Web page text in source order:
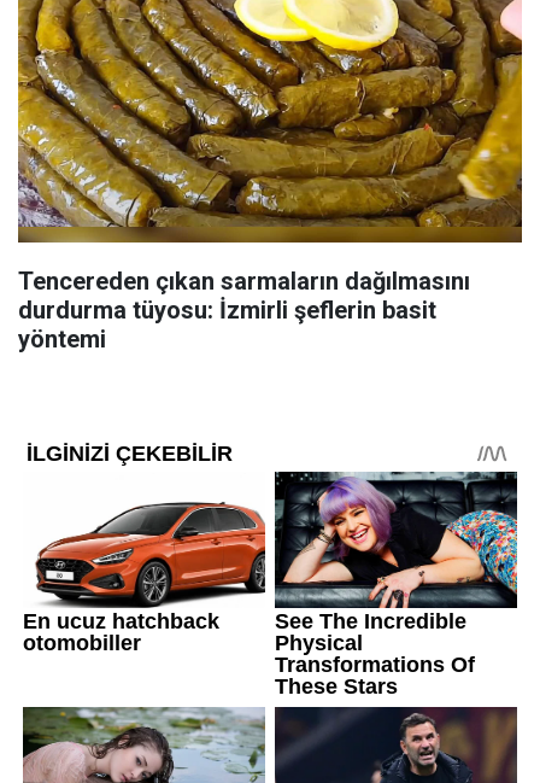
Tencereden çıkan sarmaların dağılmasını
durdurma tüyosu: İzmirli şeflerin basit
yöntemi